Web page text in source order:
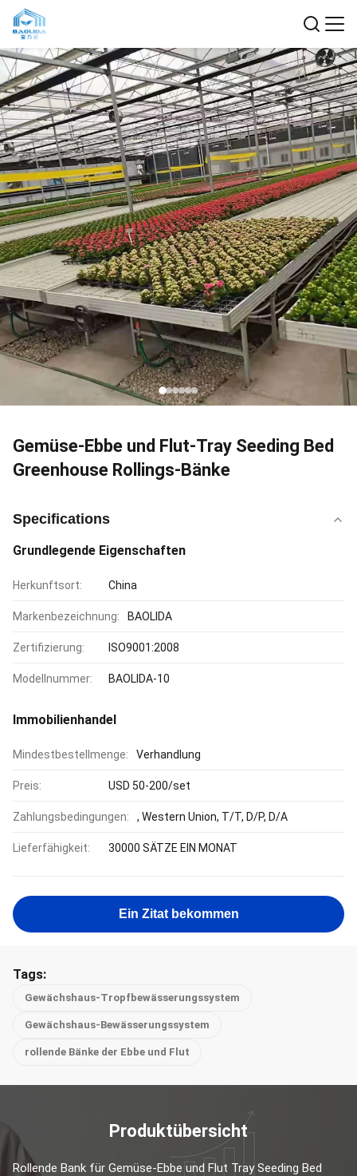
Gemüse-Ebbe und Flut-Tray Seeding Bed
Greenhouse Rollings-Bänke
Specifications
Grundlegende Eigenschaften
Herkunftsort: China
Markenbezeichnung: BAOLIDA
Zertifizierung: ISO9001:2008
Modellnummer: BAOLIDA-10
Immobilienhandel
Mindestbestellmenge: Verhandlung
Preis: USD 50-200/set
Zahlungsbedingungen: , Western Union, T/T, D/P, D/A
Lieferfähigkeit: 30000 SÄTZE EIN MONAT
Ein Zitat bekommen
Tags:
Gewächshaus-Tropfbewässerungssystem
Gewächshaus-Bewässerungssystem
rollende Bänke der Ebbe und Flut
Produktübersicht
Rollende Bank für Gemüse-Ebbe und Flut Tray Seeding Bed